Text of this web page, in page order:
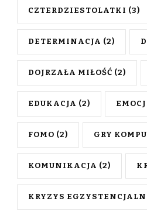
CZTERDZIESTOLATKI (3)
DETERMINACJA (2)
DOJRZAŁA MIŁOŚĆ (2)
EDUKACJA (2)
FOMO (2) GRY
KOMUNIKACJA (2)
KRYZYS